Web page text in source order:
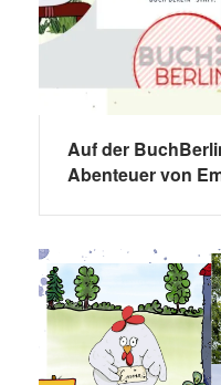
Auf der
Abenteuer von